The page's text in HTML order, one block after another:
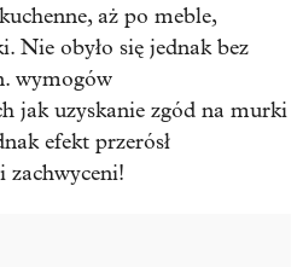
aż po meble,
Nie obyło się jednak bez
wymogów
jak uzyskanie zgód na murki
efekt przerósł
zachwyceni!